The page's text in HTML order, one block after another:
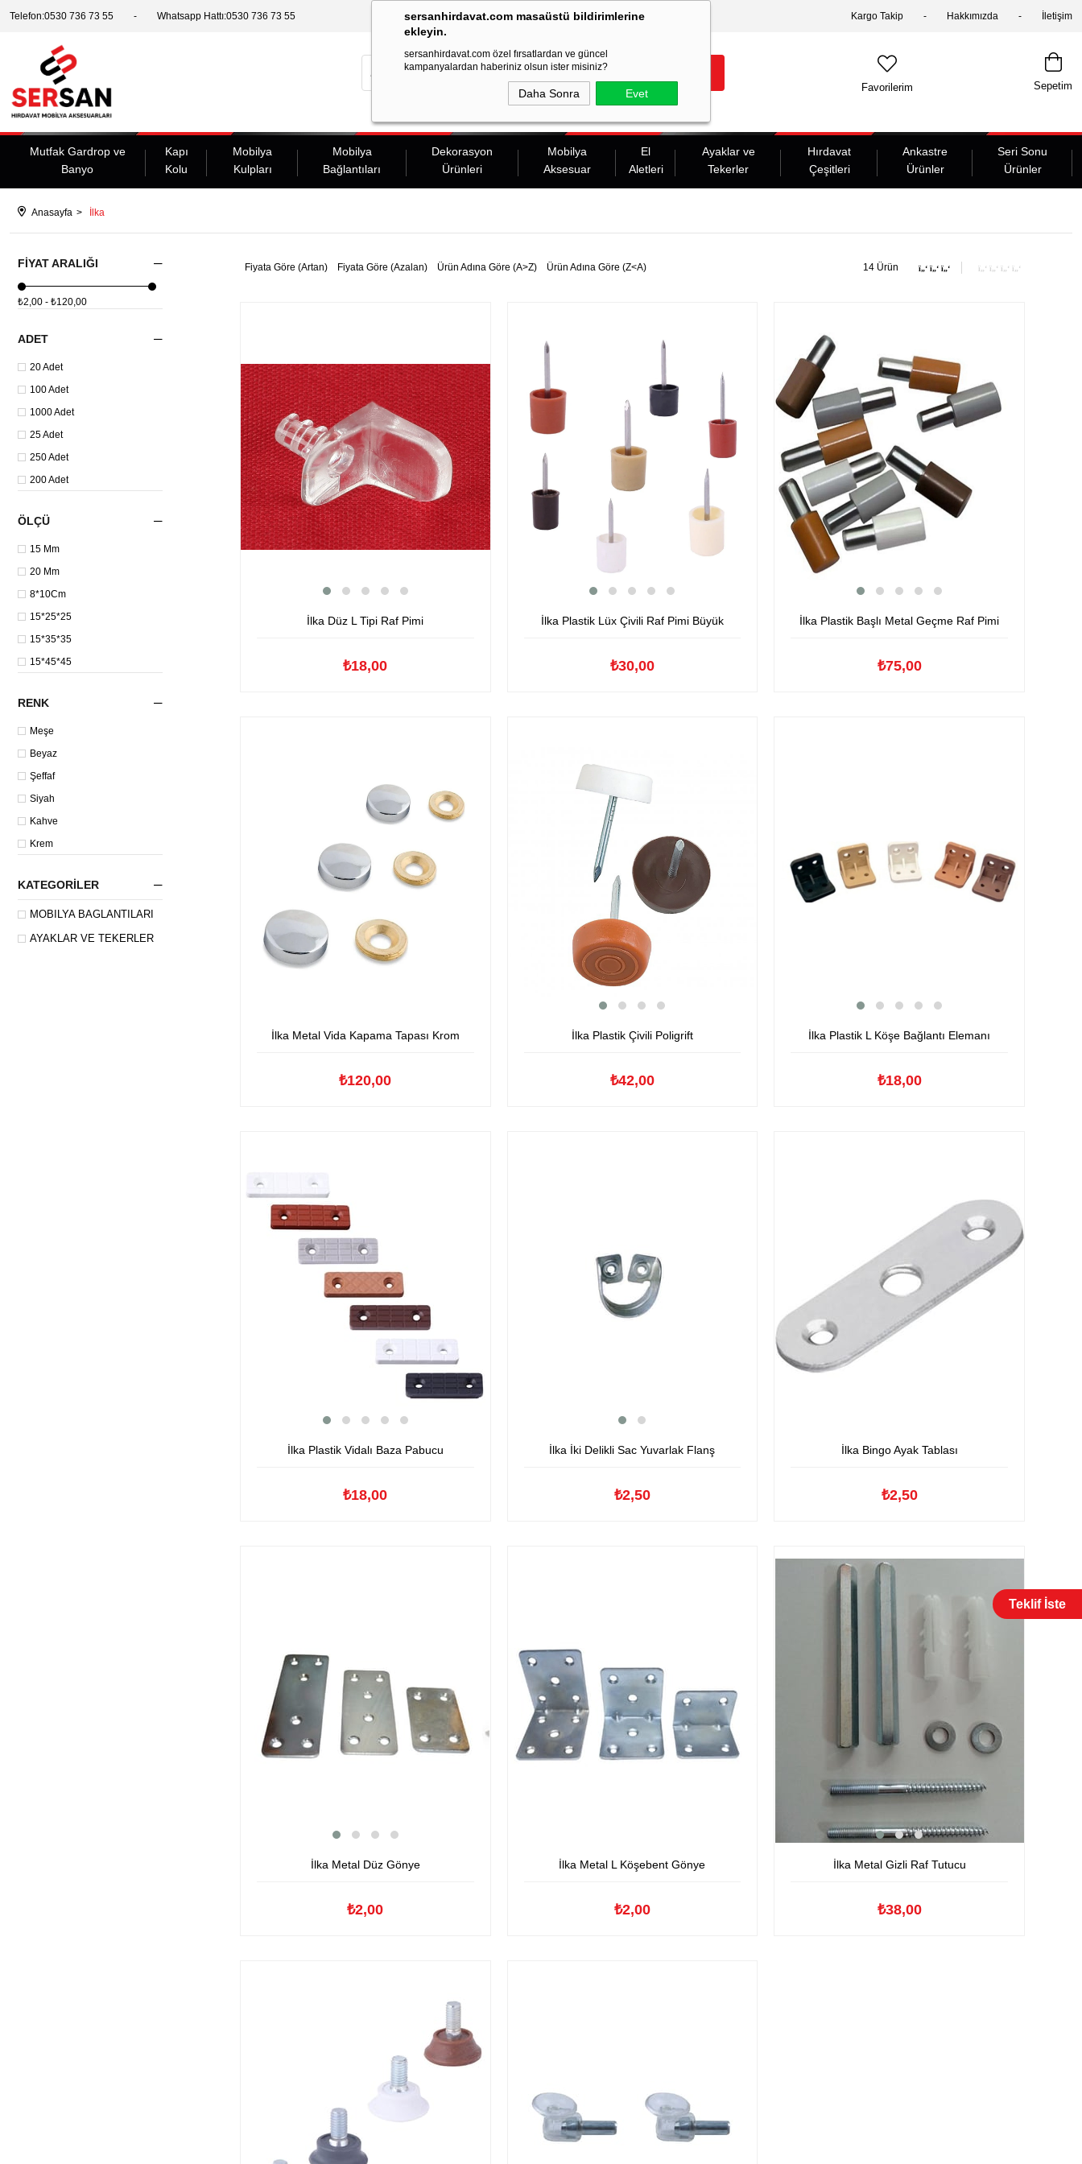
sersanhirdavat.com masaüstü bildirimlerine
ekleyin.
sersanhirdavat.com özel fırsatlardan ve güncel
kampanyalardan haberiniz olsun ister misiniz?
Daha Sonra Evet
Telefon:0530 736 73 55 Whatsapp Hattı:0530 736 73 55 Kargo Takip Hakkımızda İletişim
Teklif İste
Sepetim
Favorilerim
Mutfak Gardrop ve
Banyo
Kapı
Kolu
Mobilya
Kulpları
Mobilya
Bağlantıları
Dekorasyon
Ürünleri
Mobilya
Aksesuar
El
Aletleri
Ayaklar ve
Tekerler
Hırdavat
Çeşitleri
Ankastre
Ürünler
Seri Sonu
Ürünler
Anasayfa İlka
FIYAT ARALIĞI
₺2,00 - ₺120,00
ADET
20 Adet
100 Adet
1000 Adet
25 Adet
250 Adet
200 Adet
ÖLÇÜ
15 Mm
20 Mm
8*10Cm
15*25*25
15*35*35
15*45*45
30*25*25
30*35*35
30*45*45
50*15
50*30
70*15
70*30
RENK
Meşe
Beyaz
Şeffaf
Siyah
Kahve
Krem
Kiraz
KATEGORILER
MOBILYA BAĞLANTILARI
AYAKLAR VE TEKERLER
Fiyata Göre (Artan) Fiyata Göre (Azalan) Ürün Adına Göre (A>Z) Ürün Adına Göre (Z<A) 14 Ürün
İlka Düz L Tipi Raf Pimi
₺18,00
İlka Plastik Lüx Çivili Raf Pimi Büyük
₺30,00
İlka Plastik Başlı Metal Geçme Raf Pimi
₺75,00
İlka Metal Vida Kapama Tapası Krom
₺120,00
İlka Plastik Çivili Poligrift
₺42,00
İlka Plastik L Köşe Bağlantı Elemanı
₺18,00
İlka Plastik Vidalı Baza Pabucu
₺18,00
İlka İki Delikli Sac Yuvarlak Flanş
₺2,50
İlka Bingo Ayak Tablası
₺2,50
İlka Metal Düz Gönye
₺2,00
İlka Metal L Köşebent Gönye
₺2,00
İlka Metal Gizli Raf Tutucu
₺38,00